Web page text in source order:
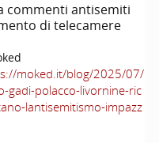
commenti antisemiti
di telecamere
moked.it/blog/2025/07/
gadi-polacco-livornine-ric
lantisemitismo-impazz